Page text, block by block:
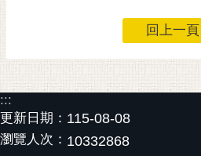
市民互動
黃
偉
哲
回上一頁
:::
更新日期： 115-08-08
瀏覽人次： 10332868